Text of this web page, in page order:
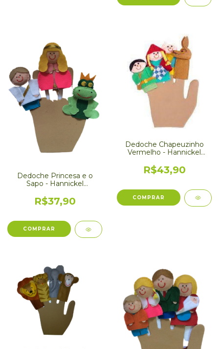
Dedoche Princesa e o
Sapo - Hannickel
R$37,90
Dedoche Chapeuzinho
Vermelho - Hannickel
R$43,90